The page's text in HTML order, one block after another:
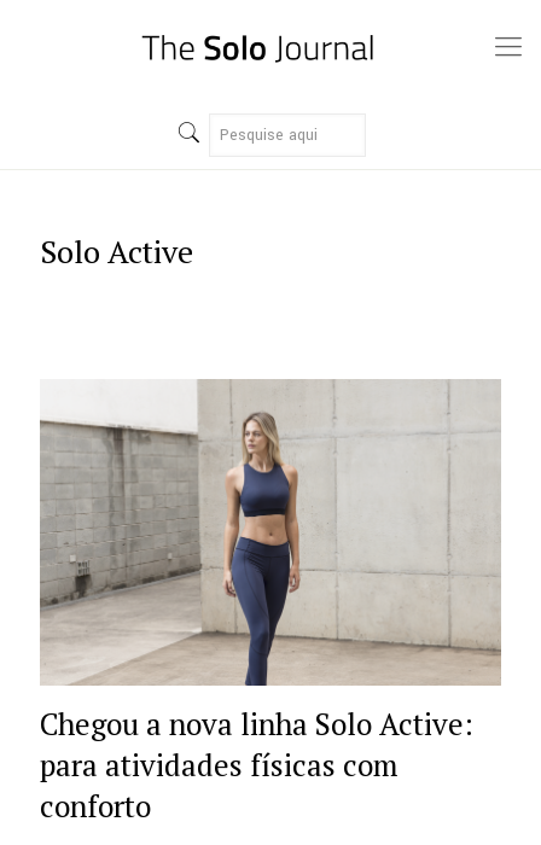
Solo Active
Chegou a nova linha Solo Active:
para atividades físicas com
conforto